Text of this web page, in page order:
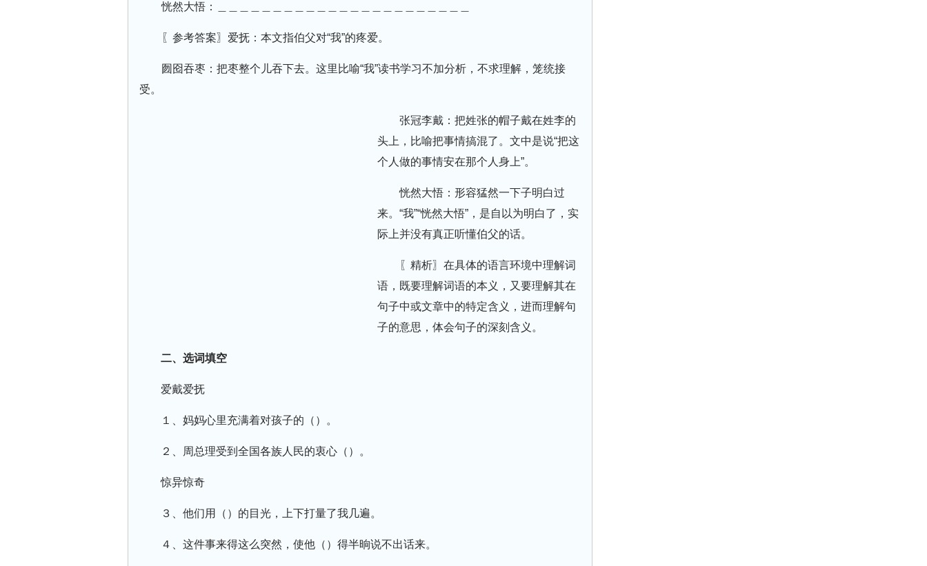
恍然大悟：＿＿＿＿＿＿＿＿＿＿＿＿＿＿＿＿＿＿＿＿＿＿＿
〖参考答案〗爱抚：本文指伯父对“我”的疼爱。
囫囵吞枣：把枣整个儿吞下去。这里比喻“我”读书学习不加分析，不求理解，笼统接
受。
张冠李戴：把姓张的帽子戴在姓李的
头上，比喻把事情搞混了。文中是说“把这
个人做的事情安在那个人身上”。
恍然大悟：形容猛然一下子明白过
来。“我”“恍然大悟”，是自以为明白了，实
际上并没有真正听懂伯父的话。
〖精析〗在具体的语言环境中理解词
语，既要理解词语的本义，又要理解其在
句子中或文章中的特定含义，进而理解句
子的意思，体会句子的深刻含义。
二、选词填空
爱戴爱抚
１、妈妈心里充满着对孩子的（）。
２、周总理受到全国各族人民的衷心（）。
惊异惊奇
３、他们用（）的目光，上下打量了我几遍。
４、这件事来得这么突然，使他（）得半晌说不出话来。